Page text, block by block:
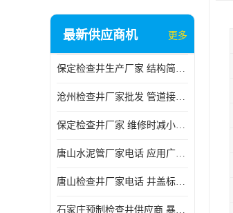
最新供应商机 更多
保定检查井生产厂家 结构简单易于安装
沧州检查井厂家批发 管道接口密封良好
保定检查井厂家 维修时减小交通影响
唐山水泥管厂家电话 应用广泛领域多样
唐山检查井厂家电话 井盖标识清晰无误
石家庄预制检查井供应商 暴雨季节排水畅通